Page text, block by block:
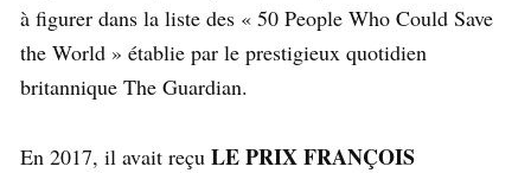
à figurer dans la liste des « 50 People Who Could Save
the World » établie par le prestigieux quotidien
britannique The Guardian.
En 2017, il avait reçu LE PRIX FRANÇOIS